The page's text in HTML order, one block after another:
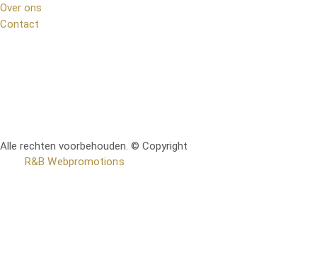
Over ons
Contact
Alle rechten voorbehouden. © Copyright
R&B Webpromotions